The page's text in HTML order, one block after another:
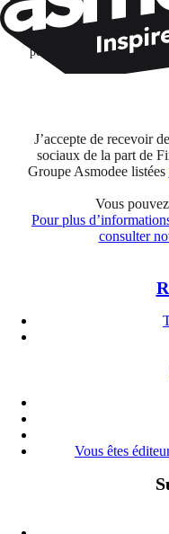
Je m'abonne pour
personnalisés selon mes
J’accepte de recevoir
sociaux de la part de
Groupe Asmodee listées
Vous
Pour plus
consulter
Vous êtes